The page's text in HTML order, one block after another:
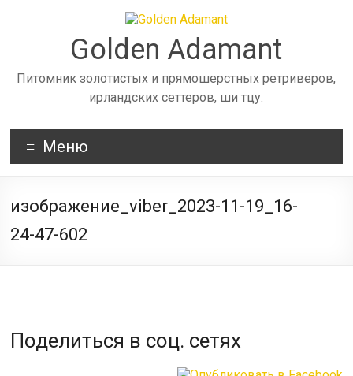
Golden Adamant
Питомник золотистых и прямошерстных ретриверов,
ирландских сеттеров, ши тцу.
Меню
изображение_viber_2023-11-19_16-
24-47-602
Поделиться в соц. сетях